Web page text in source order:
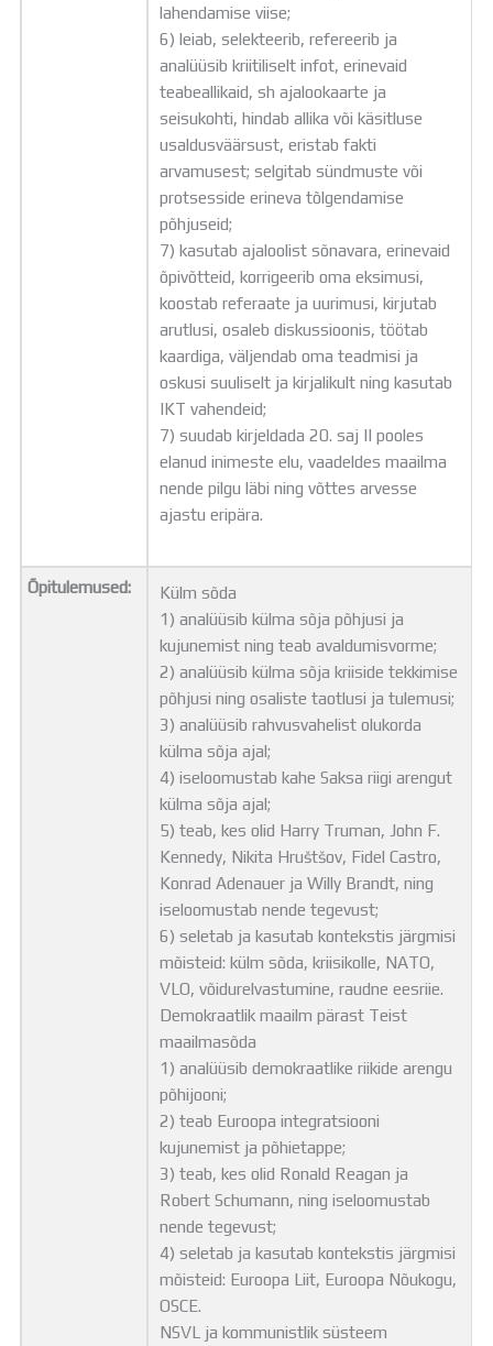
lahendamise viise;
6) leiab, selekteerib, refereerib ja
analüüsib kriitiliselt infot, erinevaid
teabeallikaid, sh ajalookaarte ja
seisukohti, hindab allika või käsitluse
usaldusväärsust, eristab fakti
arvamusest; selgitab sündmuste või
protsesside erineva tõlgendamise
põhjuseid;
7) kasutab ajaloolist sõnavara, erinevaid
õpivõtteid, korrigeerib oma eksimusi,
koostab referaate ja uurimusi, kirjutab
arutlusi, osaleb diskussioonis, töötab
kaardiga, väljendab oma teadmisi ja
oskusi suuliselt ja kirjalikult ning kasutab
IKT vahendeid;
7) suudab kirjeldada 20. saj II pooles
elanud inimeste elu, vaadeldes maailma
nende pilgu läbi ning võttes arvesse
ajastu eripära.
Õpitulemused:
Külm sõda
1) analüüsib külma sõja põhjusi ja
kujunemist ning teab avaldumisvorme;
2) analüüsib külma sõja kriiside tekkimise
põhjusi ning osaliste taotlusi ja tulemusi;
3) analüüsib rahvusvahelist olukorda
külma sõja ajal;
4) iseloomustab kahe Saksa riigi arengut
külma sõja ajal;
5) teab, kes olid Harry Truman, John F.
Kennedy, Nikita Hruštšov, Fidel Castro,
Konrad Adenauer ja Willy Brandt, ning
iseloomustab nende tegevust;
6) seletab ja kasutab kontekstis järgmisi
mõisteid: külm sõda, kriisikolle, NATO,
VLO, võidurelvastumine, raudne eesriie.
Demokraatlik maailm pärast Teist
maailmasõda
1) analüüsib demokraatlike riikide arengu
põhijooni;
2) teab Euroopa integratsiooni
kujunemist ja põhietappe;
3) teab, kes olid Ronald Reagan ja
Robert Schumann, ning iseloomustab
nende tegevust;
4) seletab ja kasutab kontekstis järgmisi
mõisteid: Euroopa Liit, Euroopa Nõukogu,
OSCE.
NSVL ja kommunistlik süsteem